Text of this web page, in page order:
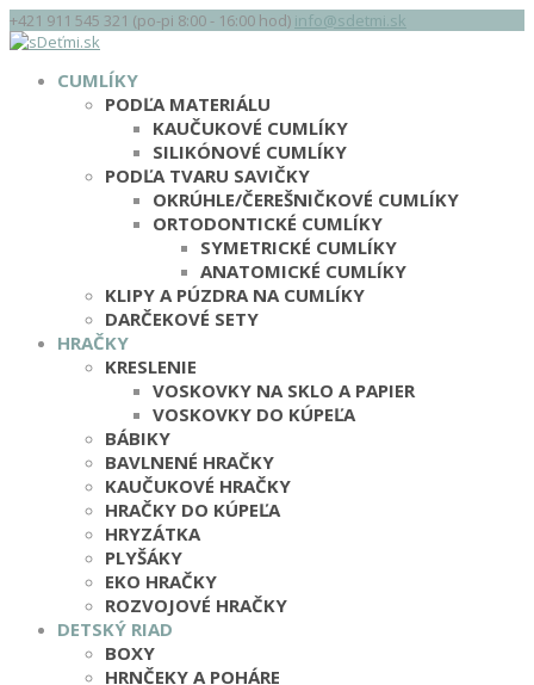
+421 911 545 321 (po-pi 8:00 - 16:00 hod) info@sdetmi.sk
CUMLÍKY
PODĽA MATERIÁLU
KAUČUKOVÉ CUMLÍKY
SILIKÓNOVÉ CUMLÍKY
PODĽA TVARU SAVIČKY
OKRÚHLE/ČEREŠNIČKOVÉ CUMLÍKY
ORTODONTICKÉ CUMLÍKY
SYMETRICKÉ CUMLÍKY
ANATOMICKÉ CUMLÍKY
KLIPY A PÚZDRA NA CUMLÍKY
DARČEKOVÉ SETY
HRAČKY
KRESLENIE
VOSKOVKY NA SKLO A PAPIER
VOSKOVKY DO KÚPEĽA
BÁBIKY
BAVLNENÉ HRAČKY
KAUČUKOVÉ HRAČKY
HRAČKY DO KÚPEĽA
HRYZÁTKA
PLYŠÁKY
EKO HRAČKY
ROZVOJOVÉ HRAČKY
DETSKÝ RIAD
BOXY
HRNČEKY A POHÁRE